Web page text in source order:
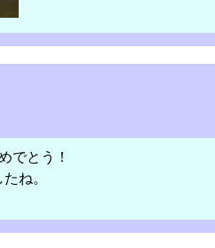
でとう！
ね。